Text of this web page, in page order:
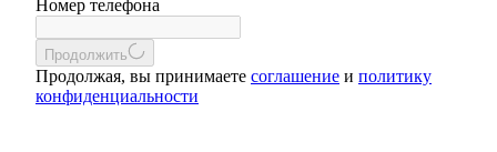
Номер телефона
Продолжить
Продолжая, вы принимаете соглашение и политику
конфиденциальности